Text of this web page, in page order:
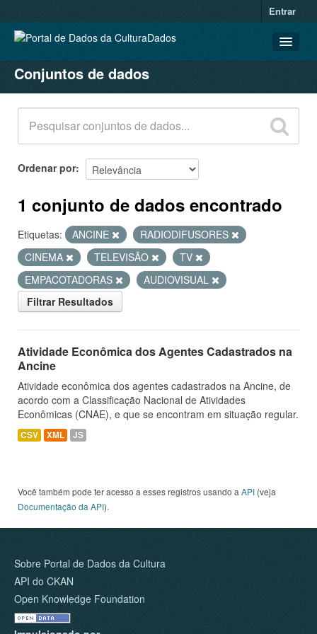
Entrar
CONJUNTOS DE DADOS
ORGANIZAÇÕES
GRUPOS
SOBRE
Conjuntos de dados
Ordenar por
1 conjunto de dados encontrado
Etiquetas: ANCINE
RADIODIFUSORES
CINEMA
TELEVISÃO
TV
EMPACOTADORAS
AUDIOVISUAL
Filtrar Resultados
Atividade Econômica dos Agentes Cadastrados na
Ancine
Atividade econômica dos agentes cadastrados na Ancine, de
acordo com a Classificação Nacional de Atividades
Econômicas (CNAE), e que se encontram em situação regular.
CSV XML JS
Você também pode ter acesso a esses registros usando a API (veja
Documentação da API).
Sobre Portal de Dados da Cultura
API do CKAN
Open Knowledge Foundation